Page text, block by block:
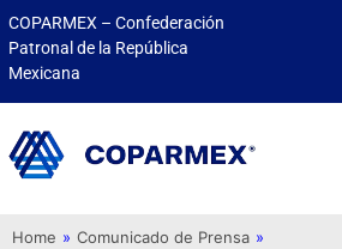
COPARMEX – Confederación
Patronal de la República
Mexicana
Home » Comunicado de Prensa »